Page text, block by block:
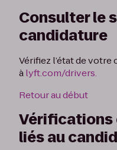
Consulter le
candidature
Vérifiez l’état de
àlyft.com/drivers.
Retour au début
Vérifications
liés au